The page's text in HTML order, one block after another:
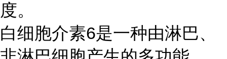
度。
白细胞介素6是一种由淋巴、